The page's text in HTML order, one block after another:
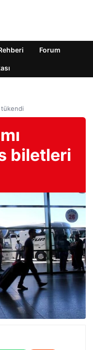
Forum
tükendi
biletleri